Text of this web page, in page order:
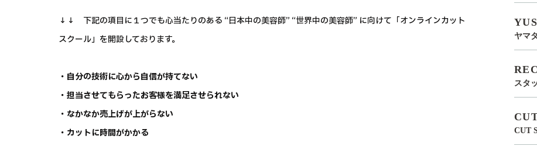
↓↓ 下記の項目に１つでも心当たりのある “日本中の美容師” “世界中の美容師” に向けて「オンラインカット
スクール」を開設しております。
・自分の技術に心から自信が持てない
・担当させてもらったお客様を満足させられない
・なかなか売上げが上がらない
・カットに時間がかかる
ヤマ
スタ
CUT